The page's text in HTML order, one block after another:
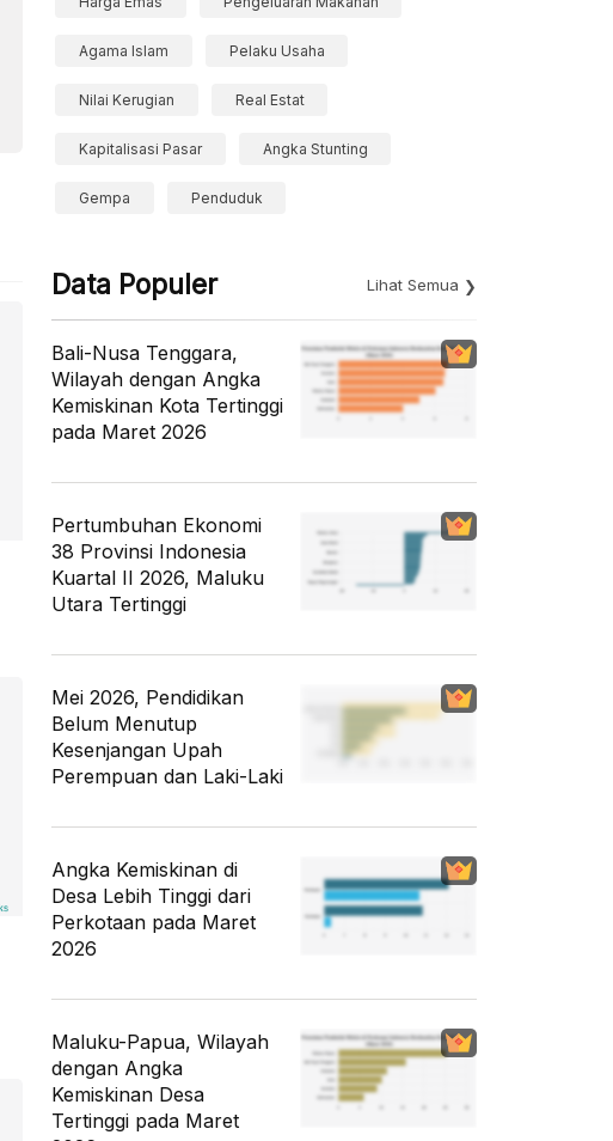
Agama Islam Pelaku Usaha
Nilai Kerugian Real Estat
Kapitalisasi Pasar Angka Stunting
Gempa Penduduk
Data Populer Lihat Semua
Bali-Nusa Tenggara,
Wilayah dengan Angka
Kemiskinan Kota Tertinggi
pada Maret 2026
Pertumbuhan Ekonomi
38 Provinsi Indonesia
Kuartal II 2026, Maluku
Utara Tertinggi
Mei 2026, Pendidikan
Belum Menutup
Kesenjangan Upah
Perempuan dan Laki-Laki
Angka Kemiskinan di
Desa Lebih Tinggi dari
Perkotaan pada Maret
2026
Maluku-Papua, Wilayah
dengan Angka
Kemiskinan Desa
Tertinggi pada Maret